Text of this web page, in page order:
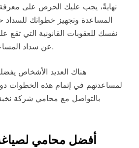
نهايةً، يجب عليك الحرص على
المساعدة وتجهيز خطواتك للسداد
نفسك للعقوبات القانونية التي تقع
عن سداد المساعدات المالية.
هناك العديد الأشخاص
لمساعدتهم في إتمام هذه الخطوات
بالتواصل مع محامي شركة
أفضل محامي